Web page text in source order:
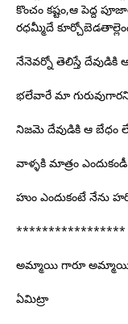
కొంచం కష్టం,ఆ పెద్ద
రధమ్మీదే
నేనెవర్నో తెలిస్తే
భలేవారే మా
నిజమె దేవుడికి ఆ బేధం
వాళ్ళకి మాత్రం ఎందుకండీ
హుం ఎందుకంటే నేను
*****************
అమ్మాయి గారూ
ఏమిట్రా